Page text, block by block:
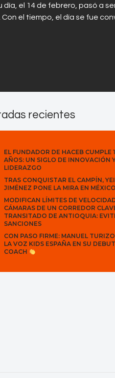
el 14 de febrero, pasó a
el tiempo, el día se fue
recientes
EL FUNDADOR DE HACEB CUMPLE
AÑOS: UN SIGLO DE INNOVACIÓN
LIDERAZGO
TRAS CONQUISTAR EL CAMPÍN,
JIMÉNEZ PONE LA MIRA EN MÉXICO
MODIFICAN LÍMITES DE
CÁMARAS DE UN CORREDOR
TRANSITADO DE ANTIOQUIA:
SANCIONES
CON PASO FIRME: MANUEL
LA VOZ KIDS ESPAÑA EN SU
COACH